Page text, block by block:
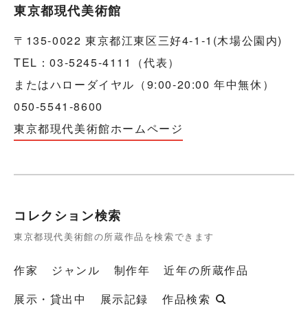
東京都現代美術館
〒135-0022 東京都江東区三好4-1-1(木場公園内)
TEL：03-5245-4111（代表）
またはハローダイヤル（9:00-20:00 年中無休）
050-5541-8600
東京都現代美術館ホームページ
コレクション検索
東京都現代美術館の所蔵作品を検索できます
作家 ジャンル 制作年
近年の所蔵作品
展示・貸出中
展示記録 作品検索